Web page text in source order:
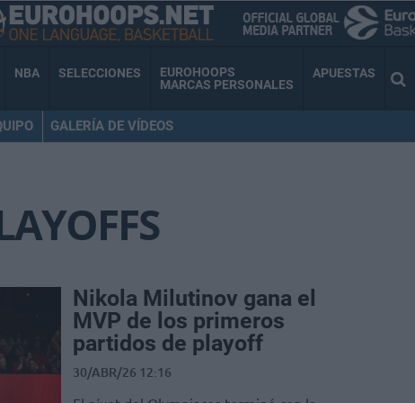
NBA SELECCIONES
EUROHOOPS
MARCAS PERSONALES
APUESTAS
GALERÍA DE VÍDEOS
Nikola Milutinov gana el
MVP de los primeros
partidos de playoff
30/ABR/26 12:16